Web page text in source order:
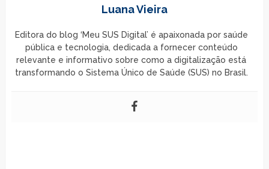
Luana Vieira
Editora do blog ‘Meu SUS Digital’ é apaixonada por saúde
pública e tecnologia, dedicada a fornecer conteúdo
relevante e informativo sobre como a digitalização está
transformando o Sistema Único de Saúde (SUS) no Brasil.